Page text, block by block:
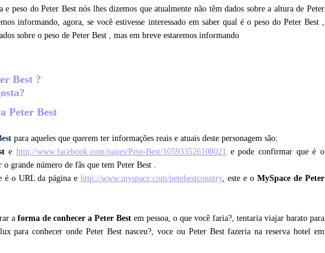
peso do Peter Best nós lhes dizemos que atualmente não têm dados sobre a altura de Peter
informando, agora, se você estivesse interessado em saber qual é o peso do Peter Best ,
sobre o peso de Peter Best , mas em breve estaremos informando
Best ?
Peter Best
para aqueles que querem ter informações reais e atuais deste personagem são:
ehttp://www.facebook.com/pages/Pete-Best/105933526108021 e pode confirmar que é o
grande número de fãs que tem Peter Best .
é o URL da página ehttp://www.myspace.com/petebestcountry, este e oMySpace de Peter
a forma de conhecer a Peter Best em pessoa, o que você faria?, tentaria viajar barato para
para conhecer onde Peter Best nasceu?, voce ou Peter Best fazeria na reserva hotel em